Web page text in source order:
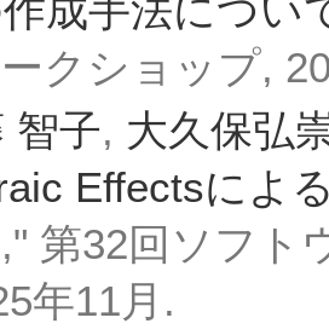
成手法につい
クショップ,
智子, 大久保弘
Effectsによ
," 第32回ソフト
年11月.